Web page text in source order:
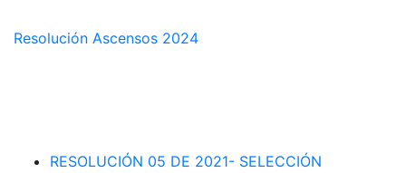
Resolución Ascensos 2024
RESOLUCIÓN 05 DE 2021- SELECCIÓN